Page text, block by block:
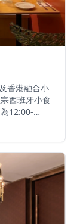
香港融合小
西班牙小食
12:00-
香港烹飪傳